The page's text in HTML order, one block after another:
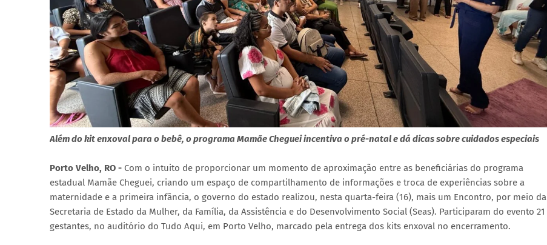
Além do kit enxoval para o bebê, o programa Mamãe Cheguei incentiva o pré-natal e dá dicas sobre cuidados especiais
Porto Velho, RO - Com o intuito de proporcionar um momento de aproximação entre as beneficiárias do programa
estadual Mamãe Cheguei, criando um espaço de compartilhamento de informações e troca de experiências sobre a
maternidade e a primeira infância, o governo do estado realizou, nesta quarta-feira (16), mais um Encontro, por meio da
Secretaria de Estado da Mulher, da Família, da Assistência e do Desenvolvimento Social (Seas). Participaram do evento 21
gestantes, no auditório do Tudo Aqui, em Porto Velho, marcado pela entrega dos kits enxoval no encerramento.